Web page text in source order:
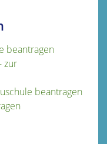
beantragen
zur
beantragen